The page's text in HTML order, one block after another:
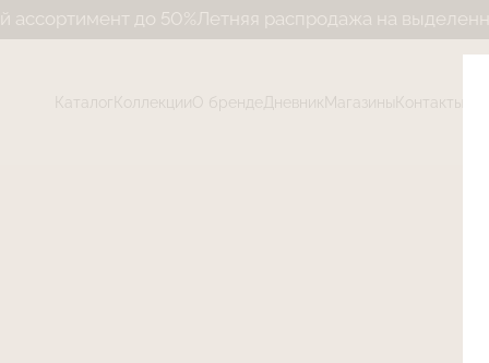
Каталог Коллекции О бренде Дневник Магазины Контакты
до 50%Летняя распродажа на выделенный